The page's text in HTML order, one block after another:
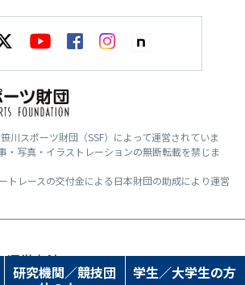
研究機関／競技団
学生／大学生の方
川スポーツ財団（SSF）によって運営されていま
・写真・イラストレーションの無断転載を禁じま
トレースの交付金による日本財団の助成により運営
運営方針